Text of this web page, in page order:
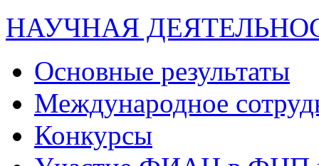
НАУЧНАЯ
Основные результаты
Международное
Конкурсы